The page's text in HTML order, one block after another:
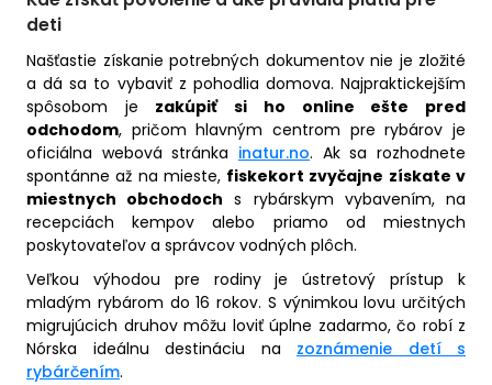
deti
Našťastie získanie potrebných dokumentov nie je zložité
a dá sa to vybaviť z pohodlia domova. Najpraktickejším
spôsobom je zakúpiť si ho online ešte pred
odchodom, pričom hlavným centrom pre rybárov je
oficiálna webová stránka inatur.no. Ak sa rozhodnete
spontánne až na mieste, fiskekort zvyčajne získate v
miestnych obchodoch s rybárskym vybavením, na
recepciách kempov alebo priamo od miestnych
poskytovateľov a správcov vodných plôch.
Veľkou výhodou pre rodiny je ústretový prístup k
mladým rybárom do 16 rokov. S výnimkou lovu určitých
migrujúcich druhov môžu loviť úplne zadarmo, čo robí z
Nórska ideálnu destináciu na zoznámenie detí s
rybárčením.